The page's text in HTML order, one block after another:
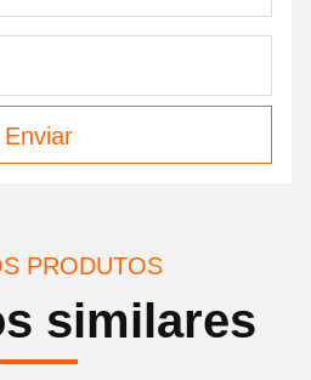
Enviar
PRODUTOS
similares